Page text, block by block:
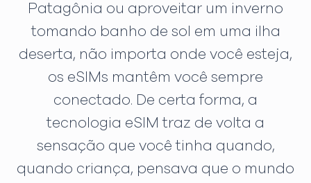
Patagônia ou aproveitar um inverno
tomando banho de sol em uma ilha
deserta, não importa onde você esteja,
os eSIMs mantêm você sempre
conectado. De certa forma, a
tecnologia eSIM traz de volta a
sensação que você tinha quando,
quando criança, pensava que o mundo